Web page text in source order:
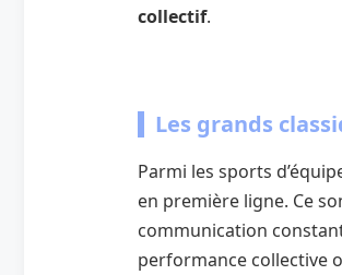
collectif.
Les grands
Parmi les sports
en première ligne. Ce
communication
performance collective